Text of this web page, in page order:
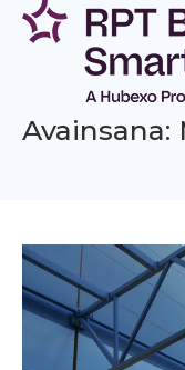
Siirry
sisältöön